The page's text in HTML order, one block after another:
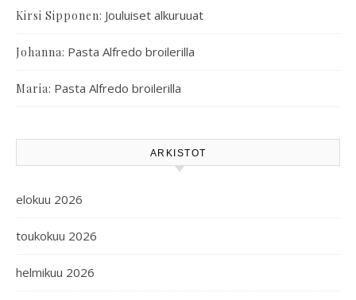
Kirsi Sipponen: Jouluiset alkuruuat
Johanna: Pasta Alfredo broilerilla
Maria: Pasta Alfredo broilerilla
ARKISTOT
elokuu 2026
toukokuu 2026
helmikuu 2026